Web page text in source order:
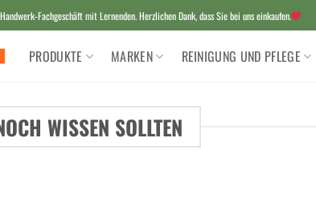
Fachgeschäft mit Lernenden. Herzlichen Dank, dass Sie bei uns einkaufen.
PRODUKTE MARKEN REINIGUNG UND PFLEGE
WISSEN SOLLTEN